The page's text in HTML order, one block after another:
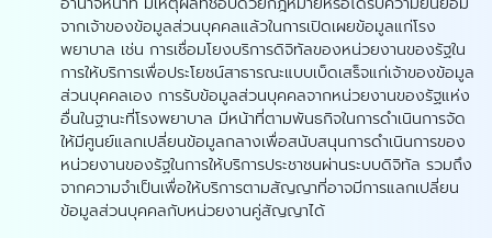
จากเจ้าของข้อมูลส่วนบุคคลแล้วในการเปิดเผยข้อมูลแก่โรง
พยาบาล เช่น การเชื่อมโยงบริการดิจิทัลของหน่วยงานของรัฐใน
การให้บริการเพื่อประโยชน์สาธารณะแบบเบ็ดเสร็จแก่เจ้าของข้อมูล
ส่วนบุคคลเอง การรับข้อมูลส่วนบุคคลจากหน่วยงานของรัฐแห่ง
อื่นในฐานะที่โรงพยาบาล มีหน้าที่ตามพันธกิจในการดำเนินการจัด
ให้มีศูนย์แลกเปลี่ยนข้อมูลกลางเพื่อสนับสนุนการดำเนินการของ
หน่วยงานของรัฐในการให้บริการประชาชนผ่านระบบดิจิทัล รวมถึง
จากความจำเป็นเพื่อให้บริการตามสัญญาที่อาจมีการแลกเปลี่ยน
ข้อมูลส่วนบุคคลกับหน่วยงานคู่สัญญาได้